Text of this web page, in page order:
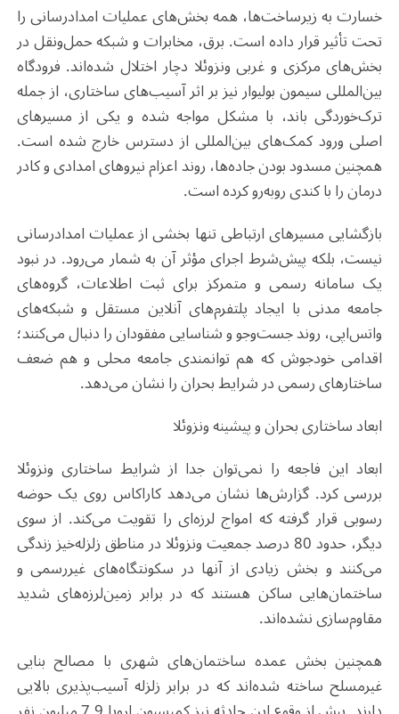
خسارت به زیرساخت‌ها، همه بخش‌های عملیات امدادرسانی را
تحت تأثیر قرار داده است. برق، مخابرات و شبکه حمل‌ونقل در
بخش‌های مرکزی و غربی ونزوئلا دچار اختلال شده‌اند. فرودگاه
بین‌المللی سیمون بولیوار نیز بر اثر آسیب‌های ساختاری، از جمله
ترک‌خوردگی باند، با مشکل مواجه شده و یکی از مسیرهای
اصلی ورود کمک‌های بین‌المللی از دسترس خارج شده است.
همچنین مسدود بودن جاده‌ها، روند اعزام نیروهای امدادی و کادر
درمان را با کندی روبه‌رو کرده است.
بازگشایی مسیرهای ارتباطی تنها بخشی از عملیات امدادرسانی
نیست، بلکه پیش‌شرط اجرای مؤثر آن به شمار می‌رود. در نبود
یک سامانه رسمی و متمرکز برای ثبت اطلاعات، گروه‌های
جامعه مدنی با ایجاد پلتفرم‌های آنلاین مستقل و شبکه‌های
واتس‌اپی، روند جست‌وجو و شناسایی مفقودان را دنبال می‌کنند؛
اقدامی خودجوش که هم توانمندی جامعه محلی و هم ضعف
ساختارهای رسمی در شرایط بحران را نشان می‌دهد.
ابعاد ساختاری بحران و پیشینه ونزوئلا
ابعاد این فاجعه را نمی‌توان جدا از شرایط ساختاری ونزوئلا
بررسی کرد. گزارش‌ها نشان می‌دهد کاراکاس روی یک حوضه
رسوبی قرار گرفته که امواج لرزه‌ای را تقویت می‌کند. از سوی
دیگر، حدود 80 درصد جمعیت ونزوئلا در مناطق زلزله‌خیز زندگی
می‌کنند و بخش زیادی از آنها در سکونتگاه‌های غیررسمی و
ساختمان‌هایی ساکن هستند که در برابر زمین‌لرزه‌های شدید
مقاوم‌سازی نشده‌اند.
همچنین بخش عمده ساختمان‌های شهری با مصالح بنایی
غیرمسلح ساخته شده‌اند که در برابر زلزله آسیب‌پذیری بالایی